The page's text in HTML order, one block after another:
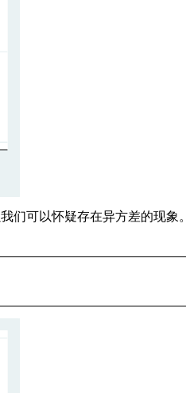
们可以怀疑存在异方差的现象。